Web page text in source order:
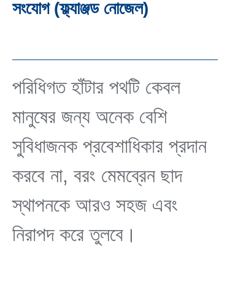
পরিধিগত হাঁটার পথটি কেবল
মানুষের জন্য অনেক বেশি
সুবিধাজনক প্রবেশাধিকার প্রদান
করবে না, বরং মেমব্রেন ছাদ
স্থাপনকে আরও সহজ এবং
নিরাপদ করে তুলবে।
সংযোগ (ফ্ল্যাঞ্জড নোজেল)